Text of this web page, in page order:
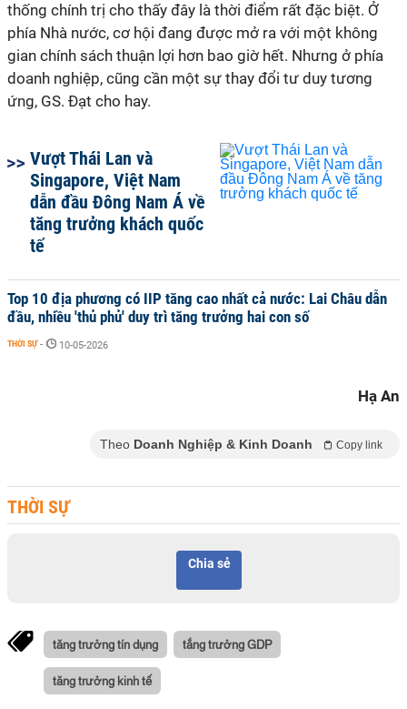
thống chính trị cho thấy đây là thời điểm rất đặc biệt. Ở
phía Nhà nước, cơ hội đang được mở ra với một không
gian chính sách thuận lợi hơn bao giờ hết. Nhưng ở phía
doanh nghiệp, cũng cần một sự thay đổi tư duy tương
ứng, GS. Đạt cho hay.
Vượt Thái Lan và
Singapore, Việt Nam
dẫn đầu Đông Nam Á về
tăng trưởng khách quốc
tế
Top 10 địa phương có IIP tăng cao nhất cả nước: Lai Châu dẫn
đầu, nhiều 'thủ phủ' duy trì tăng trưởng hai con số
THỜI SỰ - 10-05-2026
Hạ An
Theo Doanh Nghiệp & Kinh Doanh Copy link
THỜI SỰ
Chia sẻ
tăng trưởng tín dụng tắng trưởng GDP
tăng trưởng kinh tế